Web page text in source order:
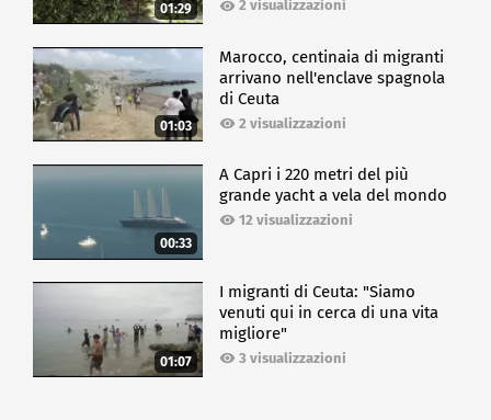
01:29 2 visualizzazioni
01:03
Marocco, centinaia di migranti
arrivano nell'enclave spagnola
di Ceuta
2 visualizzazioni
00:33
A Capri i 220 metri del più
grande yacht a vela del mondo
12 visualizzazioni
01:07
I migranti di Ceuta: "Siamo
venuti qui in cerca di una vita
migliore"
3 visualizzazioni